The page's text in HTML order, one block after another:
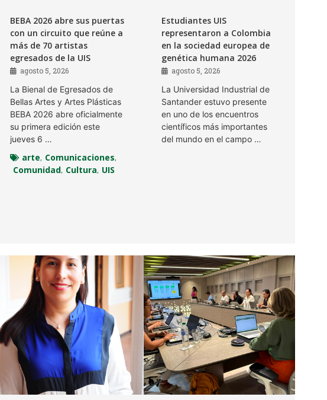
BEBA 2026 abre sus puertas
con un circuito que reúne a
más de 70 artistas
egresados de la UIS
agosto 5, 2026
La Bienal de Egresados de
Bellas Artes y Artes Plásticas
BEBA 2026 abre oficialmente
su primera edición este
jueves 6 …
arte, Comunicaciones,
Comunidad, Cultura, UIS
Estudiantes UIS
representaron a Colombia
en la sociedad europea de
genética humana 2026
agosto 5, 2026
La Universidad Industrial de
Santander estuvo presente
en uno de los encuentros
científicos más importantes
del mundo en el campo …